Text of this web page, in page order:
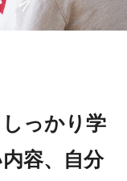
っかり学
容、⾃分